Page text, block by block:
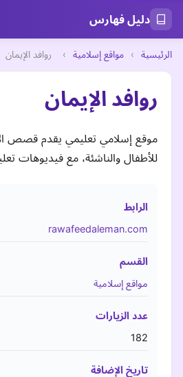
دليل فهارس
الرئيسية › مواقع إسلامية › روافد الإيمان
روافد الإيمان
موقع إسلامي تعليمي يقدم قصص
للأطفال والناشئة، مع فيديوهات
الرابط
rawafeedaleman.com
القسم
مواقع إسلامية
عدد الزيارات
182
تاريخ الإضافة